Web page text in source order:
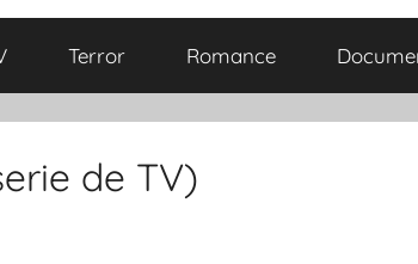
Terror Romance
de TV)